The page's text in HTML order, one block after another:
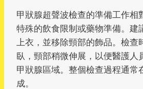
甲狀腺超聲波檢查的準備工作相
特殊的飲食限制或藥物準備。建
上衣，並移除頸部的飾品。檢查
臥，頸部稍微伸展，以便醫護人
甲狀腺區域。整個檢查過程通常
成。